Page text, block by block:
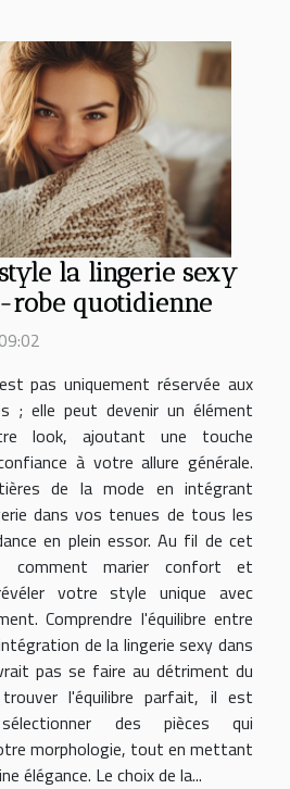
la lingerie sexy
robe quotidienne
pas uniquement réservée aux
; elle peut devenir un élément
look, ajoutant une touche
à votre allure générale.
de la mode en intégrant
dans vos tenues de tous les
en plein essor. Au fil de cet
comment marier confort et
votre style unique avec
Comprendre l'équilibre entre
de la lingerie sexy dans
pas se faire au détriment du
l'équilibre parfait, il est
des pièces qui
morphologie, tout en mettant
élégance. Le choix de la...